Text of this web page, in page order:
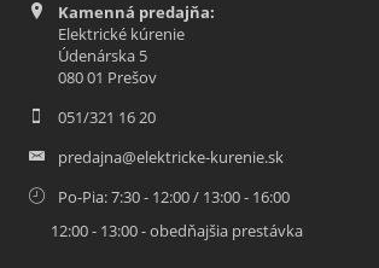
Kamenná predajňa:
Elektrické kúrenie
Údenárska 5
080 01 Prešov
051/321 16 20
predajna@elektricke-kurenie.sk
Po-Pia: 7:30 - 12:00 / 13:00 - 16:00
12:00 - 13:00 - obedňajšia prestávka